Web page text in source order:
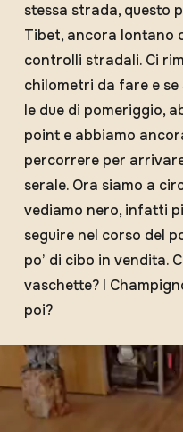
stessa strada, questo
Tibet, ancora lontano
controlli stradali. Ci
chilometri da fare e se
le due di pomeriggio,
point e abbiamo
percorrere per
serale. Ora siamo a
vediamo nero, infatti
seguire nel corso del
po’ di cibo in vendita.
vaschette? I
poi?